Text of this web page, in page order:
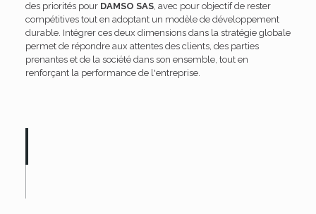
des priorités pour DAMSO SAS, avec pour objectif de rester
compétitives tout en adoptant un modèle de développement
durable. Intégrer ces deux dimensions dans la stratégie globale
permet de répondre aux attentes des clients, des parties
prenantes et de la société dans son ensemble, tout en
renforçant la performance de l'entreprise.